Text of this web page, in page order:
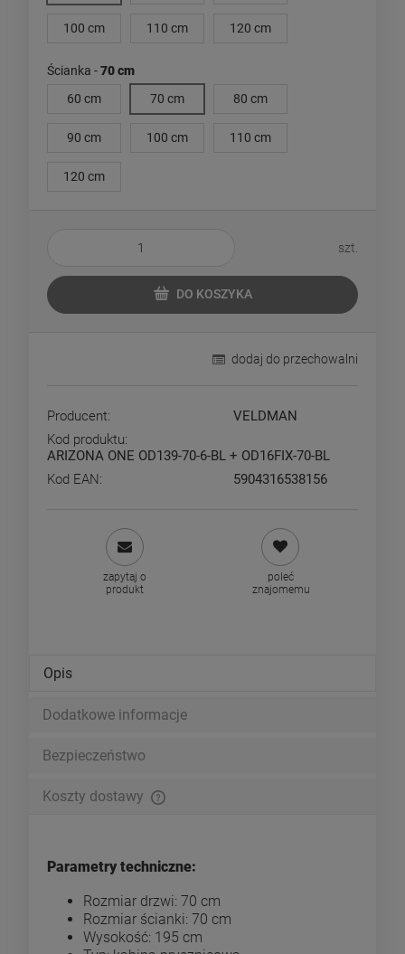
100 cm 110 cm 120 cm
Ścianka -70 cm
60 cm
70 cm 80 cm
90 cm 100 cm 110 cm
120 cm
szt.
DO KOSZYKA
dodaj do przechowalni
Producent:
VELDMAN
Kod produktu:
ARIZONA ONE OD139-70-6-BL + OD16FIX-70-BL
Kod EAN:
5904316538156
zapytaj o
produkt
poleć
znajomemu
Opis
Dodatkowe informacje
Bezpieczeństwo
Koszty dostawy
Parametry techniczne:
Rozmiar drzwi: 70 cm
Rozmiar ścianki: 70 cm
Wysokość: 195 cm